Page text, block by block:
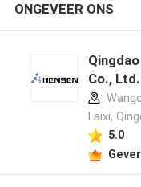
ONGEVEER ONS
Co.,
Laixi,
5.0